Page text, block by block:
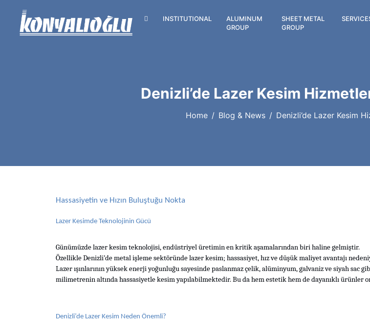
INSTITUTIONAL
ALUMINUM
GROUP
SHEET METAL
GROUP
Denizli’de Lazer Kesim
Home Blog & News Denizli’de Lazer Kesim
Hassasiyetin ve Hızın Buluştuğu Nokta
Lazer Kesimde Teknolojinin Gücü
Günümüzde lazer kesim teknolojisi, endüstriyel üretimin en kritik aşamalarından biri haline gelmiştir.
Özellikle Denizli’de metal işleme sektöründe lazer kesim; hassasiyet, hız ve düşük maliyet avantajı
Lazer ışınlarının yüksek enerji yoğunluğu sayesinde paslanmaz çelik, alüminyum, galvaniz ve siyah sac
milimetrenin altında hassasiyetle kesim yapılabilmektedir. Bu da hem estetik hem de dayanıklı ürünler
Denizli’de Lazer Kesim Neden Önemli?